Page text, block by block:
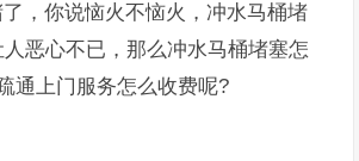
，你说恼火不恼火，冲水马桶堵
恶心不已，那么冲水马桶堵塞怎
通上门服务怎么收费呢?